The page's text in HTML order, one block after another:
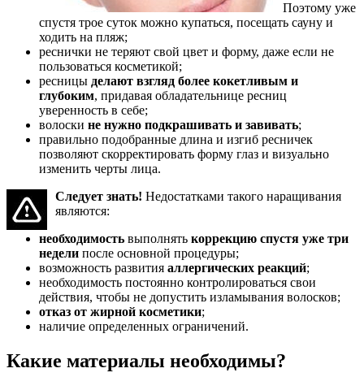
Поэтому уже
спустя трое суток можно купаться, посещать сауну и
ходить на пляж;
реснички не теряют свой цвет и форму, даже если не
пользоваться косметикой;
ресницы делают взгляд более кокетливым и
глубоким, придавая обладательнице ресниц
уверенность в себе;
волоски не нужно подкрашивать и завивать;
правильно подобранные длина и изгиб ресничек
позволяют скорректировать форму глаз и визуально
изменить черты лица.
Следует знать! Недостатками такого наращивания
являются:
необходимость выполнять коррекцию спустя уже три
недели после основной процедуры;
возможность развития аллергических реакций;
необходимость постоянно контролироваться свои
действия, чтобы не допустить изламывания волосков;
отказ от жирной косметики;
наличие определенных ограничений.
Какие материалы необходимы?